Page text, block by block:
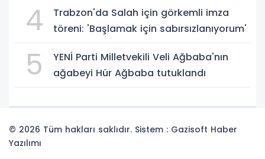
4
Trabzon'da Salah için görkemli imza
töreni: 'Başlamak için sabırsızlanıyorum'
5
YENİ Parti Milletvekili Veli Ağbaba'nın
ağabeyi Hür Ağbaba tutuklandı
© 2026 Tüm hakları saklıdır. Sistem : Gazisoft Haber
Yazılımı